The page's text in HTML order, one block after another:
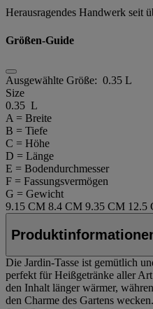
Herausragendes Handwerk seit
Größen-Guide
Ausgewählte Größe: 0.35 L
Size
0.35 L
A = Breite
B = Tiefe
C = Höhe
D = Länge
E = Bodendurchmesser
F = Fassungsvermögen
G = Gewicht
9.15 CM 8.4 CM 9.35 CM 12.5
Die Jardin-Tasse ist gemütlich
perfekt für Heißgetränke aller
den Inhalt länger wärmer,
den Charme des Gartens